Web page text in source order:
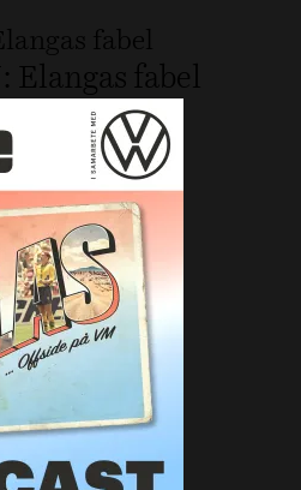
fabel
Elangas fabel